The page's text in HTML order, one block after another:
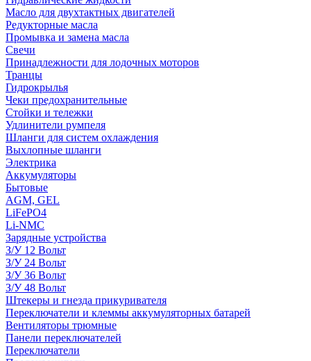
Масло для двухтактных двигателей
Редукторные масла
Промывка и замена масла
Свечи
Принадлежности для лодочных моторов
Транцы
Гидрокрылья
Чеки предохранительные
Стойки и тележки
Удлинители румпеля
Шланги для систем охлаждения
Выхлопные шланги
Электрика
Аккумуляторы
Бытовые
AGM, GEL
LiFePO4
Li-NMC
Зарядные устройства
З/У 12 Вольт
З/У 24 Вольт
З/У 36 Вольт
З/У 48 Вольт
Штекеры и гнезда прикуривателя
Переключатели и клеммы аккумуляторных батарей
Вентиляторы трюмные
Панели переключателей
Переключатели